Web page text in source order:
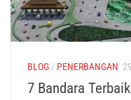
BLOG / PENERBANGAN
7 Bandara